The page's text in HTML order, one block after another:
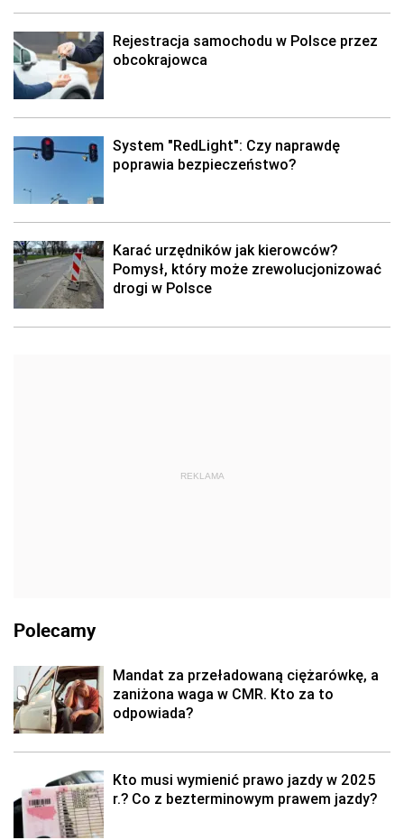
Rejestracja samochodu w Polsce przez
obcokrajowca
System "RedLight": Czy naprawdę
poprawia bezpieczeństwo?
Karać urzędników jak kierowców?
Pomysł, który może zrewolucjonizować
drogi w Polsce
REKLAMA
Polecamy
Mandat za przeładowaną ciężarówkę, a
zaniżona waga w CMR. Kto za to
odpowiada?
Kto musi wymienić prawo jazdy w 2025
r.? Co z bezterminowym prawem jazdy?